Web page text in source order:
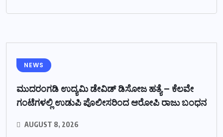
NEWS
ಮುದರಂಗಡಿ ಉದ್ಯಮಿ ಡೇವಿಡ್ ಡಿಸೋಜ ಹತ್ಯೆ – ಕೆಲವೇ
ಗಂಟೆಗಳಲ್ಲಿ ಉಡುಪಿ ಪೊಲೀಸರಿಂದ ಆರೋಪಿ ರಾಜು ಬಂಧನ
AUGUST 8, 2026